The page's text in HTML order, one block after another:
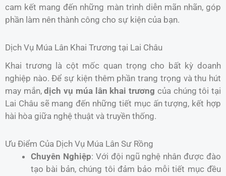
cam kết mang đến những màn trình diễn mãn nhãn, góp
phần làm nên thành công cho sự kiện của bạn.
Dịch Vụ Múa Lân Khai Trương tại Lai Châu
Khai trương là cột mốc quan trọng cho bất kỳ doanh
nghiệp nào. Để sự kiện thêm phần trang trọng và thu hút
may mắn,dịch vụ múa lân khai trương của chúng tôi tại
Lai Châu sẽ mang đến những tiết mục ấn tượng, kết hợp
hài hòa giữa nghệ thuật và truyền thống.
Ưu Điểm Của Dịch Vụ Múa Lân Sư Rồng
Chuyên Nghiệp: Với đội ngũ nghệ nhân được đào
tạo bài bản, chúng tôi đảm bảo mỗi tiết mục đều